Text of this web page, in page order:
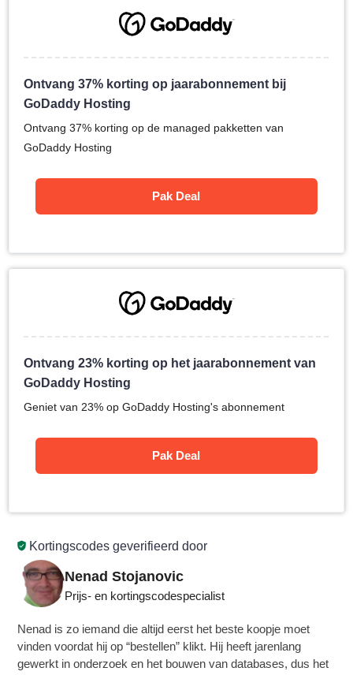
Kortingscodes geverifieerd door
Nenad Stojanovic
Prijs- en kortingscodespecialist
Nenad is zo iemand die altijd eerst het beste koopje moet
vinden voordat hij op “bestellen” klikt. Hij heeft jarenlang
gewerkt in onderzoek en het bouwen van databases, dus het
Ontvang 37% korting op jaarabonnement bij
GoDaddy Hosting
Ontvang 37% korting op de managed pakketten van
GoDaddy Hosting
Pak Deal
Ontvang 23% korting op het jaarabonnement van
GoDaddy Hosting
Geniet van 23% op GoDaddy Hosting's abonnement
Pak Deal